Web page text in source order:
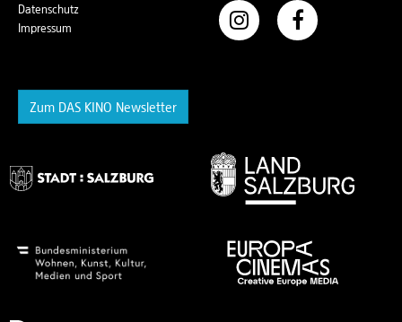
Datenschutz
Impressum
Zum DAS KINO Newsletter